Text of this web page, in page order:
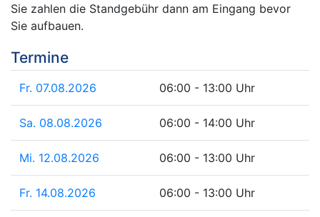
Sie zahlen die Standgebühr dann am Eingang bevor
Sie aufbauen.
Termine
Fr. 07.08.2026 06:00 - 13:00 Uhr
Sa. 08.08.2026 06:00 - 14:00 Uhr
Mi. 12.08.2026 06:00 - 13:00 Uhr
Fr. 14.08.2026 06:00 - 13:00 Uhr